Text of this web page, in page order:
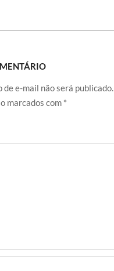
de e-mail não será publicado.
marcados com *